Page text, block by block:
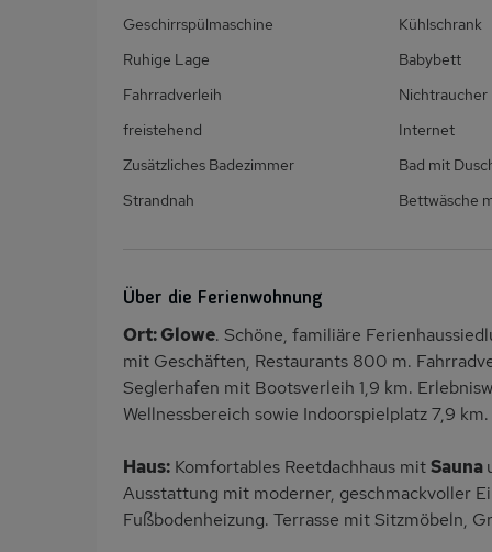
Geschirrspülmaschine
Kühlschrank
Ruhige Lage
Babybett
Fahrradverleih
Nichtraucher
freistehend
Internet
Zusätzliches Badezimmer
Bad mit
Strandnah
Bettwäsche
Über die Ferienwohnung
Ort: Glowe. Schöne, familiäre
mit Geschäften, Restaurants 800 m.
Seglerhafen mit Bootsverleih 1,9 km.
Wellnessbereich sowie Indoorspielplatz 7,9
Haus: Komfortables Reetdachhaus mitSauna
Ausstattung mit moderner, geschmackvoller
Fußbodenheizung. Terrasse mit Sitzmöbeln,